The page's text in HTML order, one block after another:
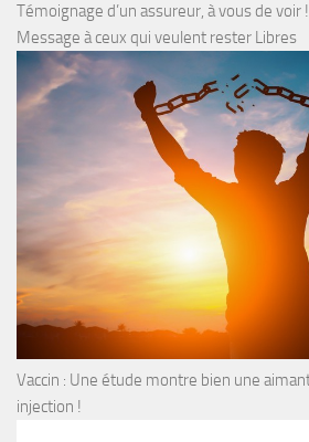
Témoignage d’un assureur, à vous de voir !
Message à ceux qui veulent rester Libres
Vaccin : Une étude montre bien une
injection !